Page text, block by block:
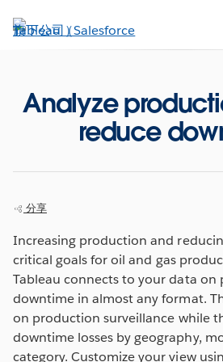
至
Analyze
reduce
分享
Increasing production and
critical goals for oil and gas
Tableau connects to your data
downtime in almost any format.
on production surveillance while
downtime losses by geography,
category. Customize your view